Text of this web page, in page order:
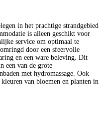
in het prachtige strandgebied
is alleen geschikt voor
service om optimaal te
door een sfeervolle
en een ware beleving. Dit
een van de grote
met hydromassage. Ook
van bloemen en planten in